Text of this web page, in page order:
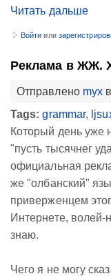
Читать дальше
Войти или
Реклама в ЖЖ.
Отправлено myx
Tags:grammar,
Который день
"пусть тысячнег
официальная
же "олбанский"
приверженцем
Интернете, волей-
знаю.
Чего я не могу